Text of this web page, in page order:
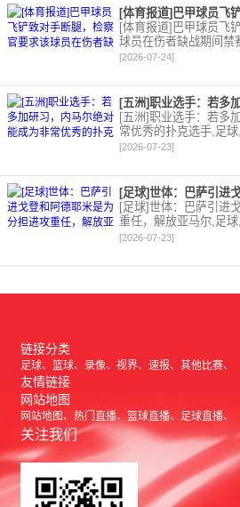
[体育报道]巴甲球员飞
球员在伤者缺战期间禁
法甲,五洲,巴甲。欢迎
[2026-07-24]
[五洲]职业选手：若多
常优秀的扑克选手,足
24小时为你更新最新
[2026-07-23]
[足球]世体：巴萨引进
重任，解放亚马尔,足
站，24小时为你更新
[2026-07-23]
链接分类
足球 篮球 录像 视界 速报 其他比赛
友情链接
网站地图
网站地图 热门直播 篮球直播 足球直播
关注我们